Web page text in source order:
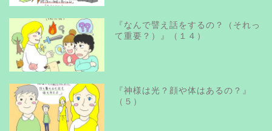
『なんで譬え話をするの？（それっ
て重要？）』（１４）
『神様は光？顔や体はあるの？』
（５）